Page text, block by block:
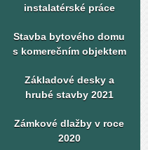
instalatérské práce
Stavba bytového domu
s komerečním objektem
Základové desky a
hrubé stavby 2021
Zámkové dlažby v roce
2020